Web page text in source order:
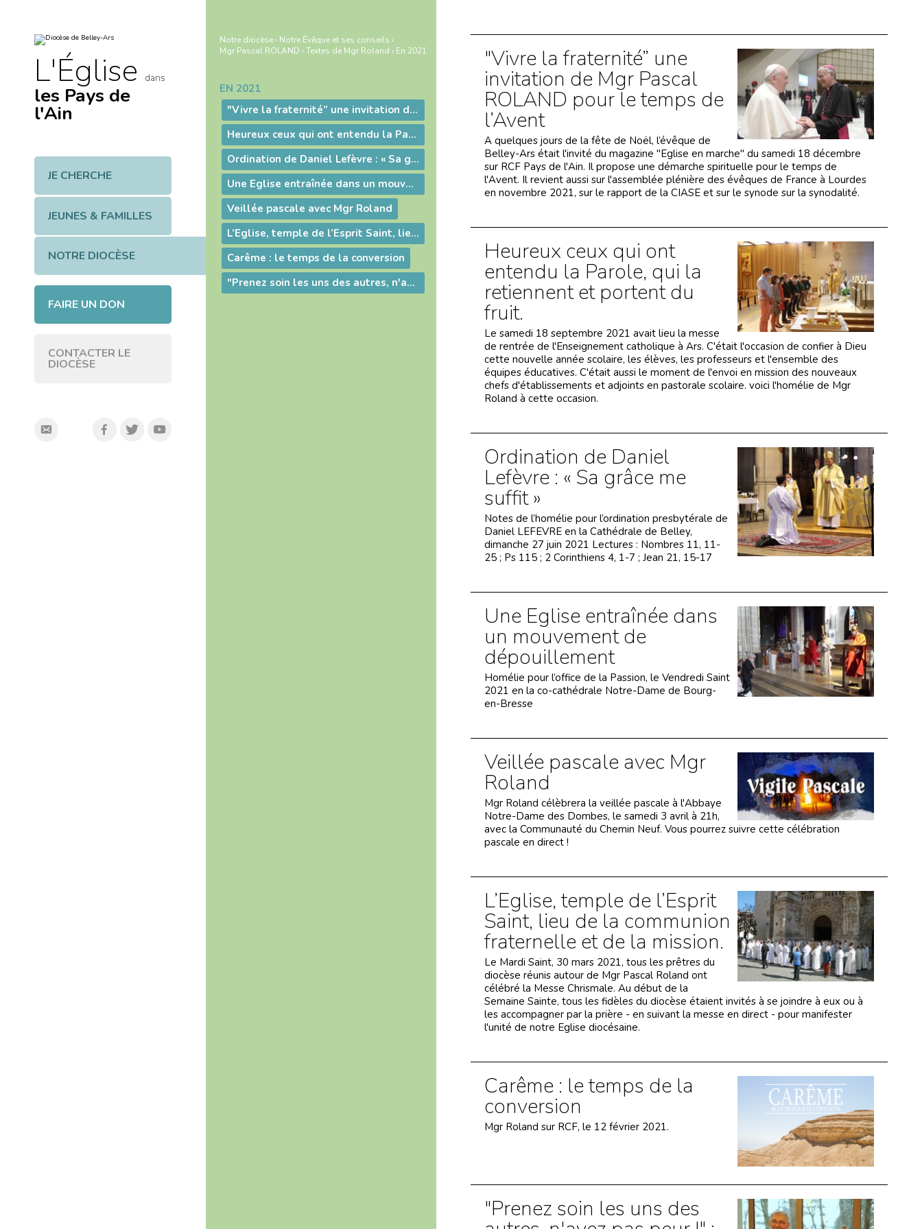
L'Église dans
les Pays de
l'Ain
JE CHERCHE
JEUNES & FAMILLES
NOTRE DIOCÈSE
FAIRE UN DON
CONTACTER LE
DIOCÈSE
"Vivre la fraternité” une
invitation de Mgr Pascal
ROLAND pour le temps de
l’Avent
A quelques jours de la fête de Noël, l’évêque de
Belley-Ars était l'invité du magazine "Eglise en marche" du samedi 18 décembre
sur RCF Pays de l'Ain. Il propose une démarche spirituelle pour le temps de
l'Avent. Il revient aussi sur l'assemblée plénière des évêques de France à Lourdes
en novembre 2021, sur le rapport de la CIASE et sur le synode sur la synodalité.
Heureux ceux qui ont
entendu la Parole, qui la
retiennent et portent du
fruit.
Le samedi 18 septembre 2021 avait lieu la messe
de rentrée de l'Enseignement catholique à Ars. C'était l'occasion de confier à Dieu
cette nouvelle année scolaire, les élèves, les professeurs et l'ensemble des
équipes éducatives. C'était aussi le moment de l'envoi en mission des nouveaux
chefs d'établissements et adjoints en pastorale scolaire. voici l'homélie de Mgr
Roland à cette occasion.
Ordination de Daniel
Lefèvre : « Sa grâce me
suffit »
Notes de l’homélie pour l’ordination presbytérale de
Daniel LEFEVRE en la Cathédrale de Belley,
dimanche 27 juin 2021 Lectures : Nombres 11, 11-
25 ; Ps 115 ; 2 Corinthiens 4, 1-7 ; Jean 21, 15-17
Une Eglise entraînée dans
un mouvement de
dépouillement
Homélie pour l’office de la Passion, le Vendredi Saint
2021 en la co-cathédrale Notre-Dame de Bourg-
en-Bresse
Veillée pascale avec Mgr
Roland
Mgr Roland célèbrera la veillée pascale à l'Abbaye
Notre-Dame des Dombes, le samedi 3 avril à 21h,
avec la Communauté du Chemin Neuf. Vous pourrez suivre cette célébration
pascale en direct !
L’Eglise, temple de l’Esprit
Saint, lieu de la communion
fraternelle et de la mission.
Le Mardi Saint, 30 mars 2021, tous les prêtres du
diocèse réunis autour de Mgr Pascal Roland ont
célébré la Messe Chrismale. Au début de la
Semaine Sainte, tous les fidèles du diocèse étaient invités à se joindre à eux ou à
les accompagner par la prière - en suivant la messe en direct - pour manifester
l'unité de notre Eglise diocésaine.
Carême : le temps de la
conversion
Mgr Roland sur RCF, le 12 février 2021.
"Prenez soin les uns des
Notre diocèse › Notre Évêque et ses conseils ›
Mgr Pascal ROLAND ›Textes de Mgr Roland › En 2021
Navigation
EN 2021
"Vivre la fraternité” une invitation de Mgr Pascal ROLAND pour le temps de l’Avent
Heureux ceux qui ont entendu la Parole, qui la retiennent et portent du fruit.
Ordination de Daniel Lefèvre : « Sa grâce me suffit »
Une Eglise entraînée dans un mouvement de dépouillement
Veillée pascale avec Mgr Roland
L’Eglise, temple de l’Esprit Saint, lieu de la communion fraternelle et de la mission.
Carême : le temps de la conversion
"Prenez soin les uns des autres, n'ayez pas peur !" : les voeux de Mgr Roland